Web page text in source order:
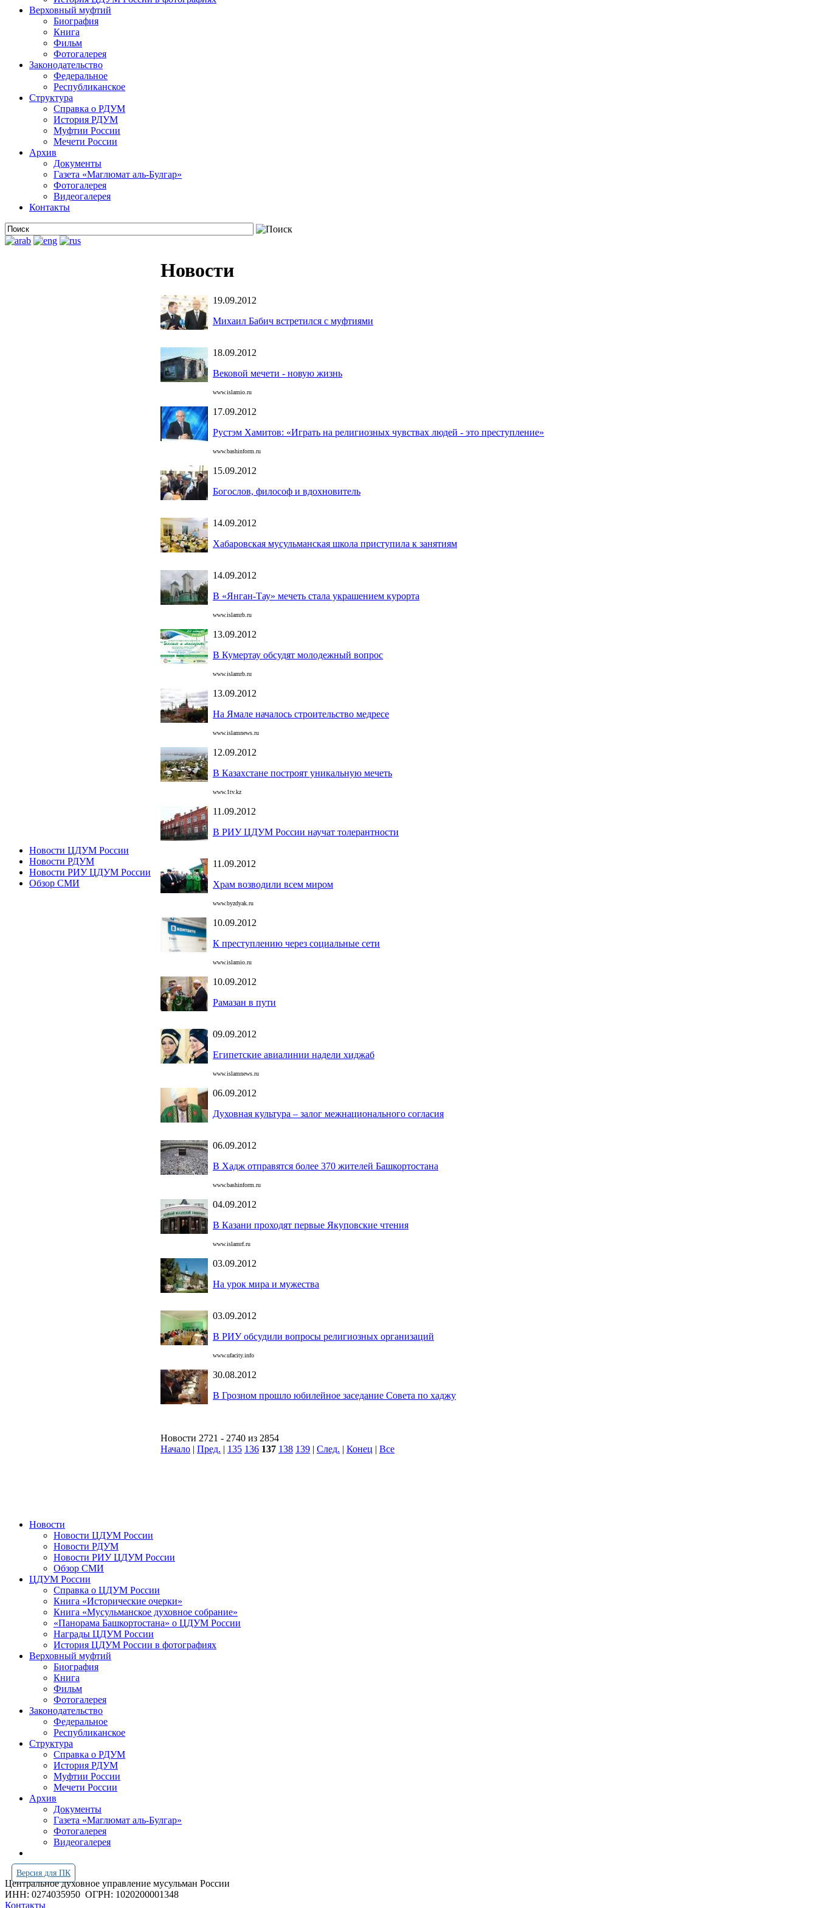
Верховный муфтий
Биография
Книга
Фильм
Фотогалерея
Законодательство
Федеральное
Республиканское
Структура
Справка о РДУМ
История РДУМ
Муфтии России
Мечети России
Архив
Документы
Газета «Маглюмат аль-Булгар»
Фотогалерея
Видеогалерея
Контакты
Новости ЦДУМ России
Новости РДУМ
Новости РИУ ЦДУМ России
Обзор СМИ
Новости
19.09.2012
Михаил Бабич встретился с муфтиями
18.09.2012
Вековой мечети - новую жизнь
www.islamio.ru
17.09.2012
Рустэм Хамитов: «Играть на религиозных чувствах людей - это преступление»
www.bashinform.ru
15.09.2012
Богослов, философ и вдохновитель
14.09.2012
Хабаровская мусульманская школа приступила к занятиям
14.09.2012
В «Янган-Тау» мечеть стала украшением курорта
www.islamrb.ru
13.09.2012
В Кумертау обсудят молодежный вопрос
www.islamrb.ru
13.09.2012
На Ямале началось строительство медресе
www.islamnews.ru
12.09.2012
В Казахстане построят уникальную мечеть
www.1tv.kz
11.09.2012
В РИУ ЦДУМ России научат толерантности
11.09.2012
Храм возводили всем миром
www.byzdyak.ru
10.09.2012
К преступлению через социальные сети
www.islamio.ru
10.09.2012
Рамазан в пути
09.09.2012
Египетские авиалинии надели хиджаб
www.islamnews.ru
06.09.2012
Духовная культура – залог межнационального согласия
06.09.2012
В Хадж отправятся более 370 жителей Башкортостана
www.bashinform.ru
04.09.2012
В Казани проходят первые Якуповские чтения
www.islamrf.ru
03.09.2012
На урок мира и мужества
03.09.2012
В РИУ обсудили вопросы религиозных организаций
www.ufacity.info
30.08.2012
В Грозном прошло юбилейное заседание Совета по хаджу
Новости 2721 - 2740 из 2854
Начало | Пред. | 135 136 137 138 139 | След. | Конец | Все
Новости
Новости ЦДУМ России
Новости РДУМ
Новости РИУ ЦДУМ России
Обзор СМИ
ЦДУМ России
Справка о ЦДУМ России
Книга «Исторические очерки»
Книга «Мусульманское духовное собрание»
«Панорама Башкортостана» о ЦДУМ России
Награды ЦДУМ России
История ЦДУМ России в фотографиях
Верховный муфтий
Биография
Книга
Фильм
Фотогалерея
Законодательство
Федеральное
Республиканское
Структура
Справка о РДУМ
История РДУМ
Муфтии России
Мечети России
Архив
Документы
Газета «Маглюмат аль-Булгар»
Фотогалерея
Видеогалерея
Версия для ПК
Центральное духовное управление мусульман России
ИНН: 0274035950 ОГРН: 1020200001348
Контакты